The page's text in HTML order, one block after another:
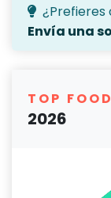
Envía una
TOP
2026